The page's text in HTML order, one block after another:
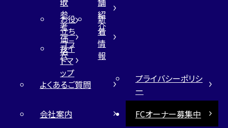
参
考
価
格
紹
介
お役
立ち
コラ
ム
新
着
情
報
サイ
トマ
ップ
よくあるご質問
プライバシーポリシ
ー
会社案内
FCオーナー募集中